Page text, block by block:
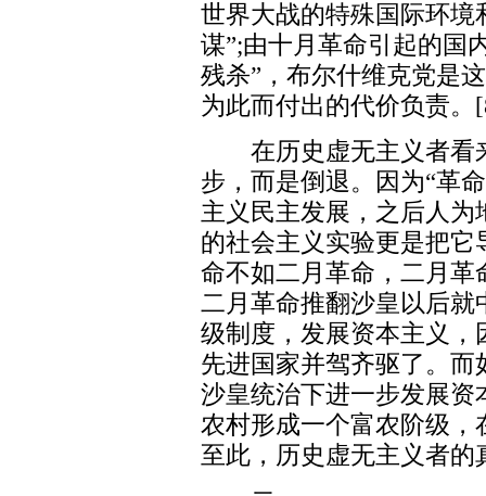
世界大战的特殊国际环
谋”;由十月革命引起的国
残杀”，布尔什维克党是
为此而付出的代价负责。
在历史虚无主义者看
步，而是倒退。因为“革
主义民主发展，之后人
的社会主义实验更是把它
命不如二月革命，二月
二月革命推翻沙皇以后
级制度，发展资本主义
先进国家并驾齐驱了。
沙皇统治下进一步发展
农村形成一个富农阶级
至此，历史虚无主义者